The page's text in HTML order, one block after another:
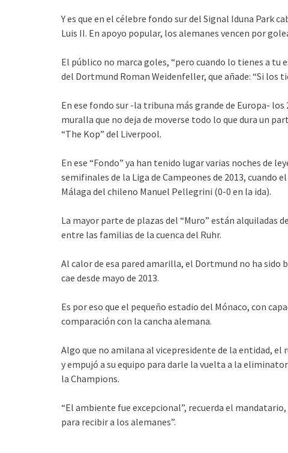
Y es que en el célebre fondo sur del Signal Iduna Park
Luis II. En apoyo popular, los alemanes vencen por
El público no marca goles, “pero cuando lo tienes a tu
del Dortmund Roman Weidenfeller, que añade: “Si los
En ese fondo sur -la tribuna más grande de Europa-
muralla que no deja de moverse todo lo que dura un
“The Kop” del Liverpool.
En ese “Fondo” ya han tenido lugar varias noches de
semifinales de la Liga de Campeones de 2013,
Málaga del chileno Manuel Pellegrini (0-0 en la ida).
La mayor parte de plazas del “Muro” están alquiladas
entre las familias de la cuenca del Ruhr.
Al calor de esa pared amarilla, el Dortmund no ha sido
cae desde mayo de 2013.
Es por eso que el pequeño estadio del Mónaco, con
comparación con la cancha alemana.
Algo que no amilana al vicepresidente de la entidad, el
y empujó a su equipo para darle la vuelta a la
la Champions.
“El ambiente fue excepcional”, recuerda el
para recibir a los alemanes”.